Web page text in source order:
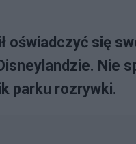
oświadczyć się
Nie
parku rozrywki.